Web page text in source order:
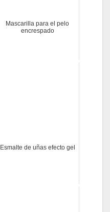
Mascarilla para el pelo
encrespado
Esmalte de uñas efecto gel